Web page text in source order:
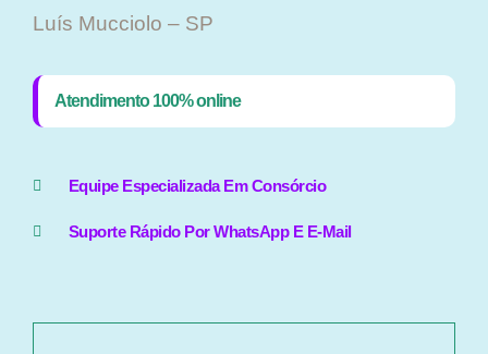
Luís Mucciolo – SP
Atendimento 100% online
Equipe Especializada Em Consórcio
Suporte Rápido Por WhatsApp E E-Mail